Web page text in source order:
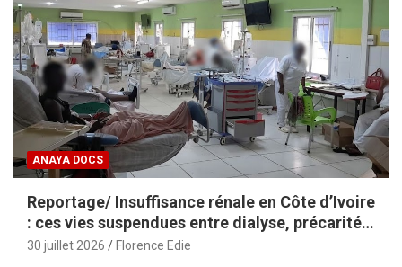
ANAYA DOCS
Reportage/ Insuffisance rénale en Côte d’Ivoire
: ces vies suspendues entre dialyse, précarité
et espoir
30 juillet 2026 Florence Edie